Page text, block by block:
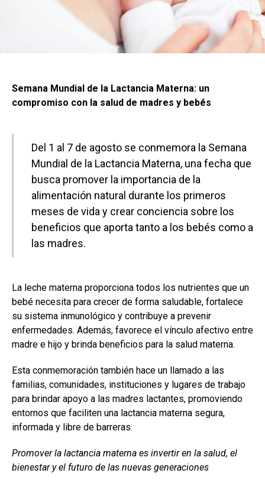
Semana Mundial de la Lactancia Materna: un
compromiso con la salud de madres y bebés
Del 1 al 7 de agosto se conmemora la Semana
Mundial de la Lactancia Materna, una fecha que
busca promover la importancia de la
alimentación natural durante los primeros
meses de vida y crear conciencia sobre los
beneficios que aporta tanto a los bebés como a
las madres.
La leche materna proporciona todos los nutrientes que un
bebé necesita para crecer de forma saludable, fortalece
su sistema inmunológico y contribuye a prevenir
enfermedades. Además, favorece el vínculo afectivo entre
madre e hijo y brinda beneficios para la salud materna.
Esta conmemoración también hace un llamado a las
familias, comunidades, instituciones y lugares de trabajo
para brindar apoyo a las madres lactantes, promoviendo
entornos que faciliten una lactancia materna segura,
informada y libre de barreras.
Promover la lactancia materna es invertir en la salud, el
bienestar y el futuro de las nuevas generaciones